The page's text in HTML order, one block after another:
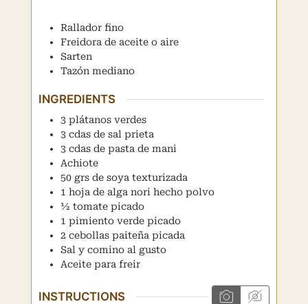
Rallador fino
Freidora de aceite o aire
Sarten
Tazón mediano
INGREDIENTS
3 plátanos verdes
3 cdas de sal prieta
3 cdas de pasta de mani
Achiote
50 grs de soya texturizada
1 hoja de alga nori hecho polvo
½ tomate picado
1 pimiento verde picado
2 cebollas paiteña picada
Sal y comino al gusto
Aceite para freir
INSTRUCTIONS